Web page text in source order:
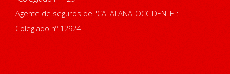
Agente de seguros de "CATALANA-OCCIDENTE": -
Colegiado nº 12924